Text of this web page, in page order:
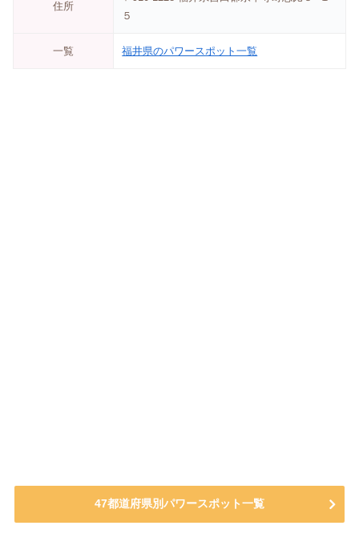
住所
５
一覧 福井県のパワースポット一覧
47都道府県別パワースポット一覧